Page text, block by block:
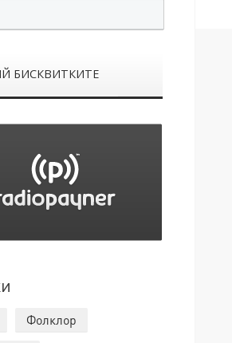
БИСКВИТКИТЕ
Фолклор